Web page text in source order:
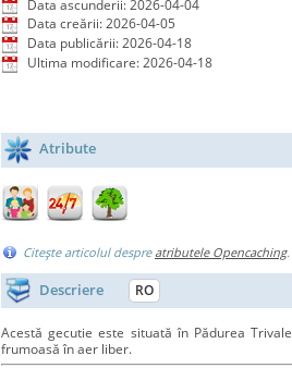
Data ascunderii: 2026-04-04
Data creării: 2026-04-05
Data publicării: 2026-04-18
Ultima modificare: 2026-04-18
Atribute
Citeşte articolul despre atributele Opencaching.
Descriere RO
Acestă gecutie este situată în Pădurea
frumoasă în aer liber.